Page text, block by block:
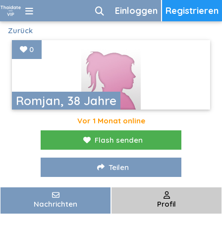
Registrieren
Einloggen
Zurück
Romjan, 38 Jahre
0
Vor 1 Monat online
Flash senden
Teilen
Nachrichten Profil